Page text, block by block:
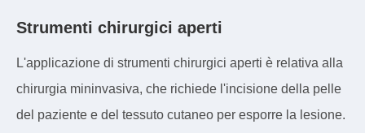
Strumenti chirurgici aperti
L'applicazione di strumenti chirurgici aperti è relativa alla
chirurgia mininvasiva, che richiede l'incisione della pelle
del paziente e del tessuto cutaneo per esporre la lesione.